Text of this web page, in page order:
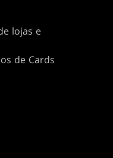
lojas e
de Cards